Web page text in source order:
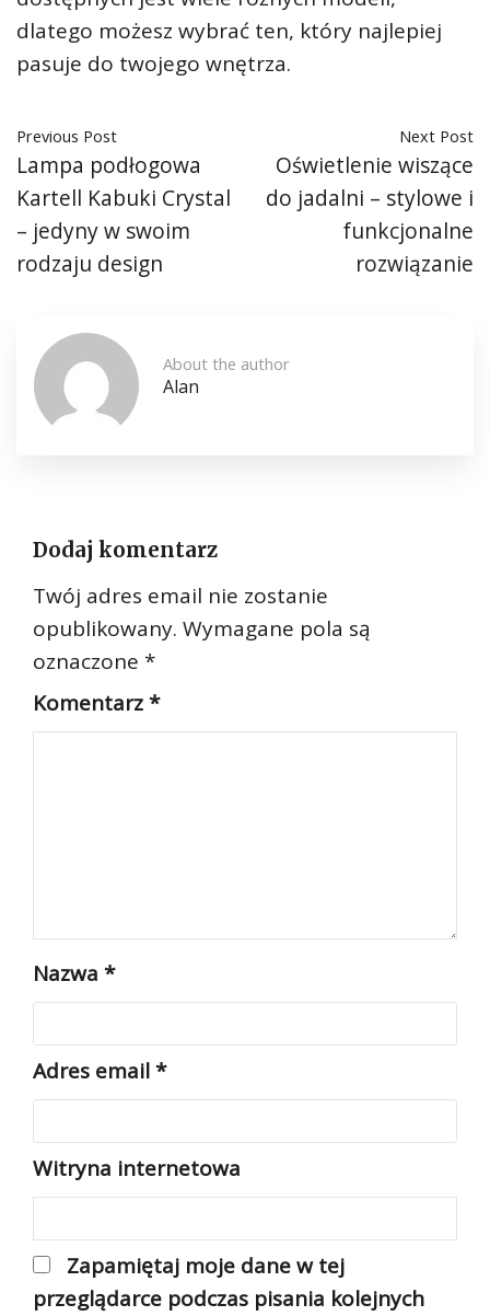
dlatego możesz wybrać ten, który najlepiej
pasuje do twojego wnętrza.
Previous Post
Lampa podłogowa
Kartell Kabuki Crystal
– jedyny w swoim
rodzaju design
Next Post
Oświetlenie wiszące
do jadalni – stylowe i
funkcjonalne
rozwiązanie
About the author
Alan
Dodaj komentarz
Twój adres email nie zostanie
opublikowany. Wymagane pola są
oznaczone *
Komentarz*
Nazwa *
Adres email*
Witryna internetowa
Zapamiętaj moje dane w tej
przeglądarce podczas pisania kolejnych